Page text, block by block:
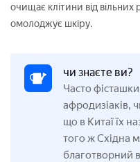
очищає клітини від вільних
омолоджує шкіру.
чи знаєте ви?
Часто
афродизіаків,
що в Китаї їх
того ж Східна
благотворний